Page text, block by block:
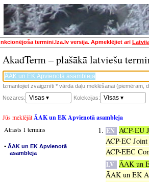
termini.lza.lv versija. Apmeklējiet arī
AkadTerm – plašākā latviešu
Izmantojiet zvaigznīti * vārda daļu meklēšanai (piemēram,
Nozares:
Visas ▾ Kolekcijas: Visas ▾
Jūs meklējātĀAK un EK Apvienotā asambleja
Atrasts 1 termins
▪ ĀAK un EK Apvienotā
asambleja
EN ACP-EU
ACP-EC
ACP-EEC
LV ĀAK un
ĀAK un EK